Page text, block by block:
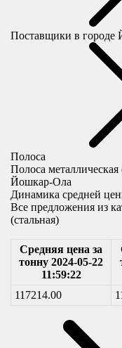
Поставщики в городе
Полоса
Полоса металлическая
Йошкар-Ола
Динамика средней
Все предложения из
(стальная)
Средняя цена за
тонну 2024-05-22
11:59:22
117214.00